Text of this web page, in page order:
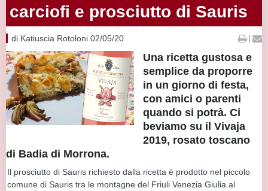
carciofi e prosciutto di Sauris
di Katiuscia Rotoloni 02/05/20 |
Una ricetta gustosa e
semplice da proporre
in un giorno di festa,
con amici o parenti
quando si potrà. Ci
beviamo su il Vivaja
2019, rosato toscano
di Badia di Morrona.
Il prosciutto di Sauris richiesto dalla ricetta è prodotto nel piccolo
comune di Sauris tra le montagne del Friuli Venezia Giulia al